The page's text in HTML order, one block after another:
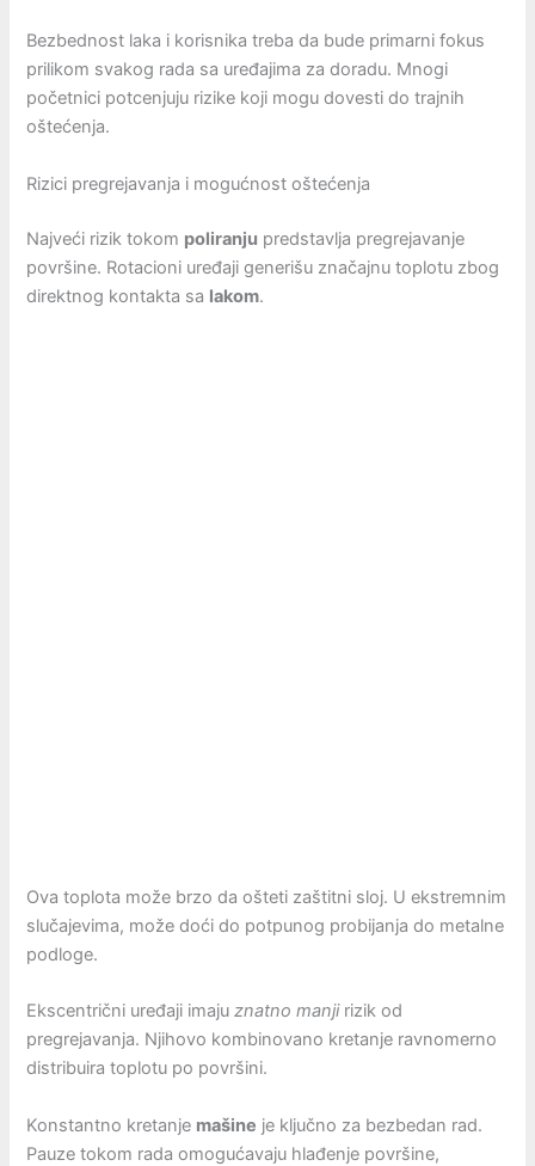
Bezbednost laka i korisnika treba da bude primarni fokus
prilikom svakog rada sa uređajima za doradu. Mnogi
početnici potcenjuju rizike koji mogu dovesti do trajnih
oštećenja.
Rizici pregrejavanja i mogućnost oštećenja
Najveći rizik tokom poliranju predstavlja pregrejavanje
površine. Rotacioni uređaji generišu značajnu toplotu zbog
direktnog kontakta sa lakom.
Ova toplota može brzo da ošteti zaštitni sloj. U ekstremnim
slučajevima, može doći do potpunog probijanja do metalne
podloge.
Ekscentrični uređaji imajuznatno manjirizik od
pregrejavanja. Njihovo kombinovano kretanje ravnomerno
distribuira toplotu po površini.
Konstantno kretanje mašine je ključno za bezbedan rad.
Pauze tokom rada omogućavaju hlađenje površine,